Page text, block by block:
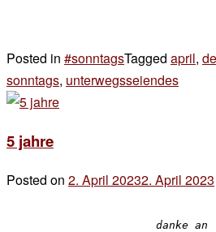
Posted in #sonntagsTagged april,
sonntags, unterwegsseiendes
5 jahre
Posted on 2. April 20232. April 2023
danke an